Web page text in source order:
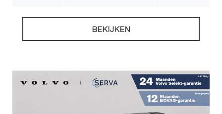
BEKIJKEN